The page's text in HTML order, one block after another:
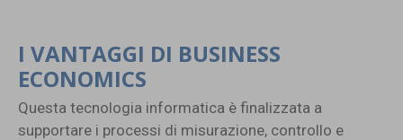
I VANTAGGI DI BUSINESS
ECONOMICS
Questa tecnologia informatica è finalizzata a
supportare i processi di misurazione, controllo e